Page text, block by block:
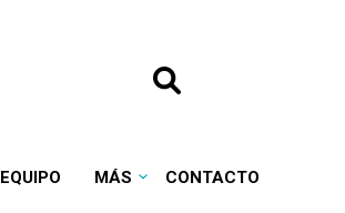
EQUIPO MÁS CONTACTO